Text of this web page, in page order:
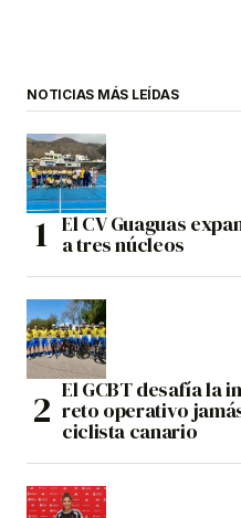
NOTICIAS MÁS LEÍDAS
El CV Guaguas
a tres núcleos
El GCBT desafía la
reto operativo
ciclista canario